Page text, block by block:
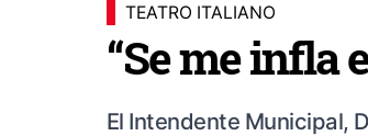
TEATRO ITALIANO
“Se me infla
El Intendente Municipal,